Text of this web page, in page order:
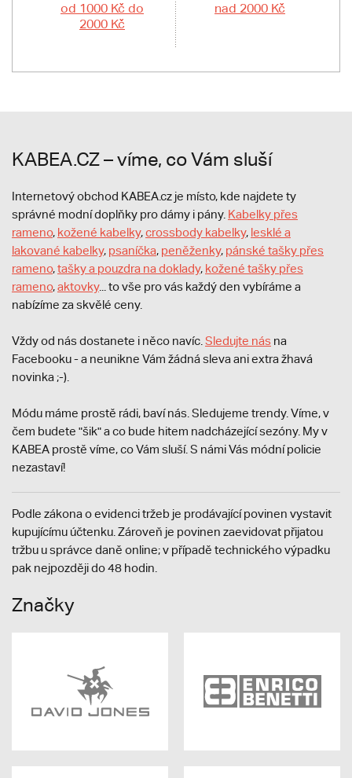
od 1000 Kč do
2000 Kč
nad 2000 Kč
KABEA.CZ – víme, co Vám sluší
Internetový obchod KABEA.cz je místo, kde najdete ty
správné modní doplňky pro dámy i pány. Kabelky přes
rameno, kožené kabelky,crossbody kabelky, lesklé a
lakované kabelky, psaníčka, peněženky, pánské tašky přes
rameno,tašky a pouzdra na doklady, kožené tašky přes
rameno,aktovky... to vše pro vás každý den vybíráme a
nabízíme za skvělé ceny.
Vždy od nás dostanete i něco navíc. Sledujte nás na
Facebooku - a neunikne Vám žádná sleva ani extra žhavá
novinka ;-).
Módu máme prostě rádi, baví nás. Sledujeme trendy. Víme, v
čem budete "šik" a co bude hitem nadcházející sezóny. My v
KABEA prostě víme, co Vám sluší. S námi Vás módní policie
nezastaví!
Podle zákona o evidenci tržeb je prodávající povinen vystavit
kupujícímu účtenku. Zároveň je povinen zaevidovat přijatou
tržbu u správce daně online; v případě technického výpadku
pak nejpozději do 48 hodin.
Značky